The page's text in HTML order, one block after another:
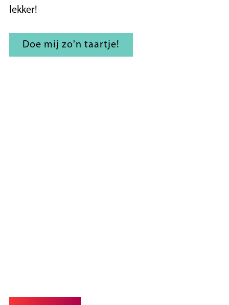
lekker!
Doe mij zo'n taartje!